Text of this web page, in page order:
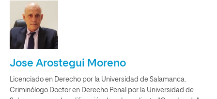
Jose Arostegui Moreno
Licenciado en Derecho por la Universidad de Salamanca.
Criminólogo.Doctor en Derecho Penal por la Universidad de